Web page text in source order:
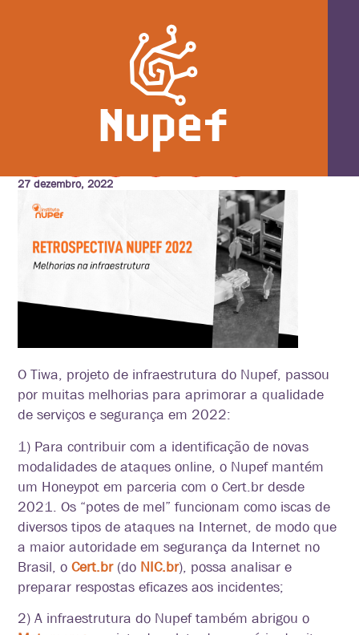
#retrospectivaNupef: Por uma
infraestrutura segura
27 dezembro, 2022
O Tiwa, projeto de infraestrutura do Nupef, passou
por muitas melhorias para aprimorar a qualidade
de serviços e segurança em 2022:
1) Para contribuir com a identificação de novas
modalidades de ataques online, o Nupef mantém
um Honeypot em parceria com o Cert.br desde
2021. Os “potes de mel” funcionam como iscas de
diversos tipos de ataques na Internet, de modo que
a maior autoridade em segurança da Internet no
Brasil, oCert.br(do NIC.br), possa analisar e
preparar respostas eficazes aos incidentes;
2) A infraestrutura do Nupef também abrigou o